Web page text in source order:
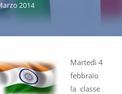
2014
Martedì 4
febbraio
la classe